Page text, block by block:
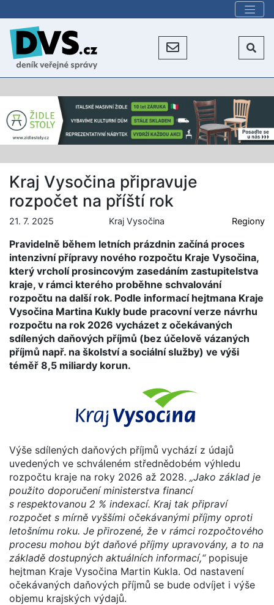
Kraj Vysočina připravuje
rozpočet na příští rok
21. 7. 2025 Kraj Vysočina Regiony
Pravidelně během letních prázdnin začíná proces
intenzivní přípravy nového rozpočtu Kraje Vysočina,
který vrcholí prosincovým zasedáním zastupitelstva
kraje, v rámci kterého proběhne schvalování
rozpočtu na další rok. Podle informací hejtmana Kraje
Vysočina Martina Kukly bude pracovní verze návrhu
rozpočtu na rok 2026 vycházet z očekávaných
sdílených daňových příjmů (bez účelově vázaných
příjmů např. na školství a sociální služby) ve výši
téměř 8,5 miliardy korun.
Výše sdílených daňových příjmů vychází z údajů
uvedených ve schváleném střednědobém výhledu
rozpočtu kraje na roky 2026 až 2028. „Jako základ je
použito doporučení ministerstva financí
s respektovanou 2 % indexací. Kraj tak připraví
rozpočet s mírně vyššími očekávanými příjmy oproti
letošnímu roku. Je přirozené, že v rámci rozpočtového
procesu mohou být daňové příjmy upravovány, a to na
základě dostupných aktuálních informací,“popisuje
hejtman Kraje Vysočina Martin Kukla. Od nastavení
očekávaných daňových příjmů se bude odvíjet i výše
objemu krajských výdajů.